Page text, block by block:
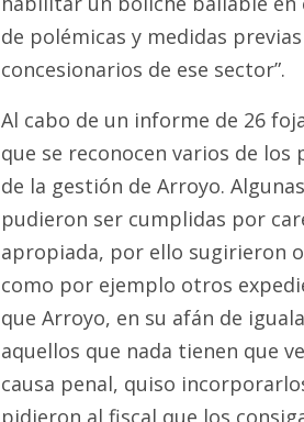
de polémicas y medidas
concesionarios de ese sector”.
Al cabo de un informe de 26
que se reconocen varios de
de la gestión de Arroyo.
pudieron ser cumplidas por
apropiada, por ello sugirieron
como por ejemplo otros
que Arroyo, en su afán de
aquellos que nada tienen que
causa penal, quiso
pidieron al fiscal que los